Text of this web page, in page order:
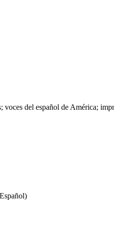
del español de América;